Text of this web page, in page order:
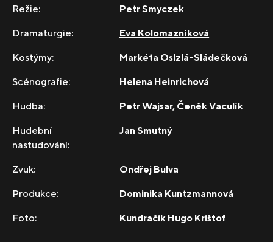
Režie: Petr Smyczek
Dramaturgie: Eva Kolomazníková
Kostýmy: Markéta Oslzlá-Sládečková
Scénografie: Helena Heinrichová
Hudba: Petr Wajsar, Čeněk Vaculík
Hudební
nastudování:
Jan Smutný
Zvuk: Ondřej Bulva
Produkce: Dominika Kuntzmannová
Foto: Kundračik Hugo Krištof